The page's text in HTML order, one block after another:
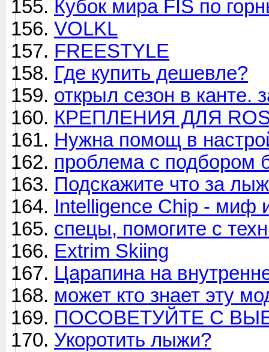
Кубок мира FIS по
VOLKL
FREESTYLE
Где купить дешевле?
открыл сезон в канте.
КРЕПЛЕНИЯ ДЛЯ
Нужна помощ в
проблема с подбором
Подскажите что за
Intelligence Chip - миф
спецы, помогите с
Extrim Skiing
Царапина на
может кто знает эту
ПОСОВЕТУЙТЕ С
Укоротить лыжи?